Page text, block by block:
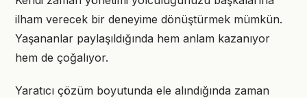
ilham verecek bir deneyime dönüştürmek mümkün.
Yaşananlar paylaşıldığında hem anlam kazanıyor
hem de çoğalıyor.
Yaratıcı çözüm boyutunda ele alındığında zaman